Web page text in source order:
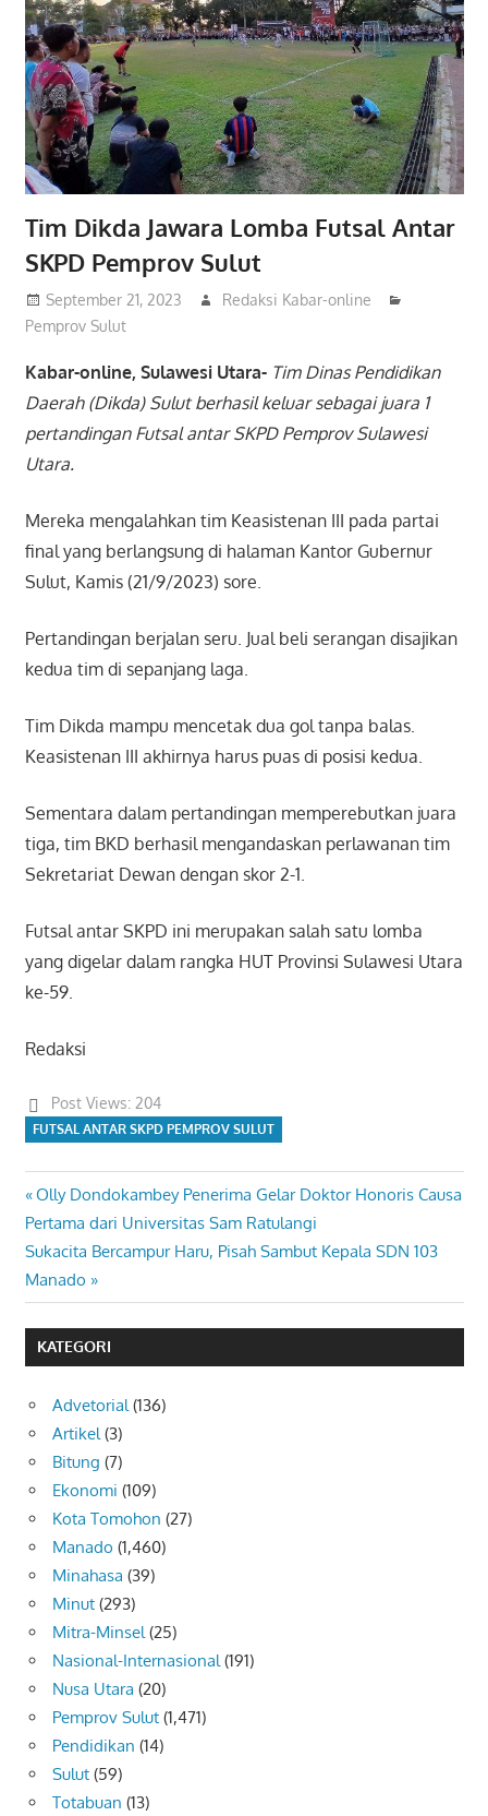
Tim Dikda Jawara Lomba Futsal Antar
SKPD Pemprov Sulut
September 21, 2023
Redaksi Kabar-online
Pemprov Sulut
Kabar-online, Sulawesi Utara- Tim Dinas Pendidikan
Daerah (Dikda) Sulut berhasil keluar sebagai juara 1
pertandingan Futsal antar SKPD Pemprov Sulawesi
Utara.
Mereka mengalahkan tim Keasistenan III pada partai
final yang berlangsung di halaman Kantor Gubernur
Sulut, Kamis (21/9/2023) sore.
Pertandingan berjalan seru. Jual beli serangan disajikan
kedua tim di sepanjang laga.
Tim Dikda mampu mencetak dua gol tanpa balas.
Keasistenan III akhirnya harus puas di posisi kedua.
Sementara dalam pertandingan memperebutkan juara
tiga, tim BKD berhasil mengandaskan perlawanan tim
Sekretariat Dewan dengan skor 2-1.
Futsal antar SKPD ini merupakan salah satu lomba
yang digelar dalam rangka HUT Provinsi Sulawesi Utara
ke-59.
Redaksi
Post Views: 204
FUTSAL ANTAR SKPD PEMPROV SULUT
Navigasi
pos
Previous
Post:
Olly Dondokambey Penerima Gelar Doktor Honoris Causa
Pertama dari Universitas Sam Ratulangi
Next
Post:
Sukacita Bercampur Haru, Pisah Sambut Kepala SDN 103
Manado
KATEGORI
Advetorial (136)
Artikel (3)
Bitung (7)
Ekonomi (109)
Kota Tomohon (27)
Manado (1,460)
Minahasa (39)
Minut (293)
Mitra-Minsel (25)
Nasional-Internasional (191)
Nusa Utara (20)
Pemprov Sulut (1,471)
Pendidikan (14)
Sulut (59)
Totabuan (13)